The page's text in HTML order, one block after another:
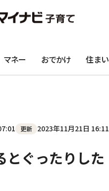
マネー おでかけ 住まい
更新 2023年11月21日 16:11
とぐったりした